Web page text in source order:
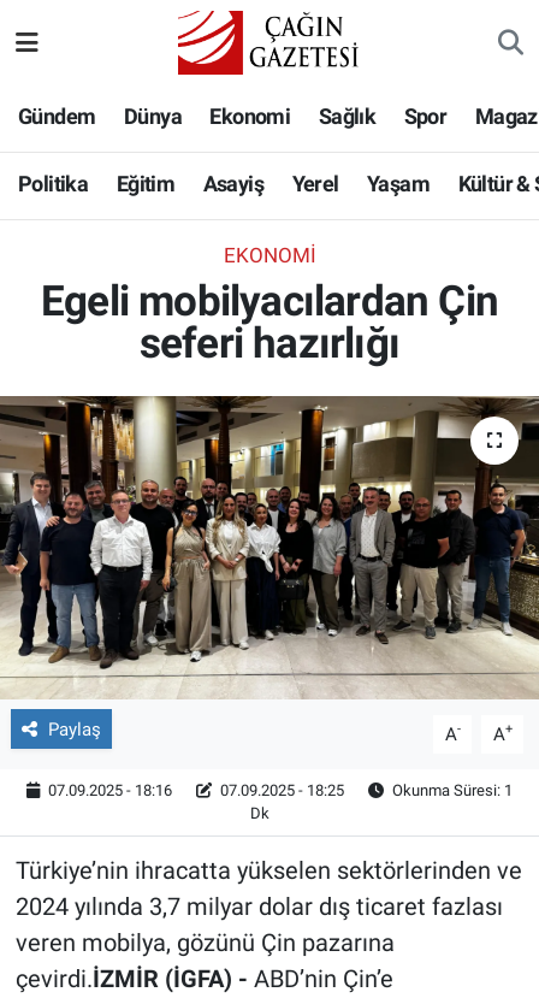
Gündem Dünya Ekonomi Sağlık Spor
Politika Eğitim Asayiş Yerel Yaşam Kültür &
EKONOMI
Egeli mobilyacılardan Çin
seferi hazırlığı
Paylaş A- A+
07.09.2025 - 18:16 07.09.2025 - 18:25
Okunma Süresi: 1
Dk
Türkiye’nin ihracatta yükselen sektörlerinden ve
2024 yılında 3,7 milyar dolar dış ticaret fazlası
veren mobilya, gözünü Çin pazarına
çevirdi.İZMİR (İGFA) - ABD’nin Çin’e
Eğitim
Asayiş
Kültür & Sanat
Bilim-Teknoloji
Köşe Yazıları
Röportaj
Video Galeri
Hava Durumu
Namaz Vakitleri
Süper Lig Puan Durumu ve Fikstür
Tüm Manşetler
Son Dakika Haberleri
Haber Arşivi